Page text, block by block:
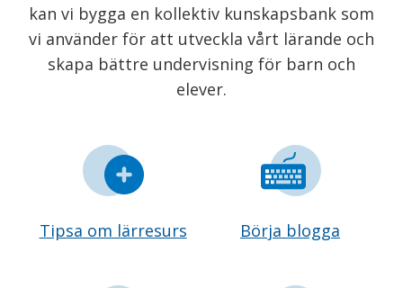
kan vi bygga en kollektiv kunskapsbank som
vi använder för att utveckla vårt lärande och
skapa bättre undervisning för barn och
elever.
Tipsa om lärresurs Börja blogga